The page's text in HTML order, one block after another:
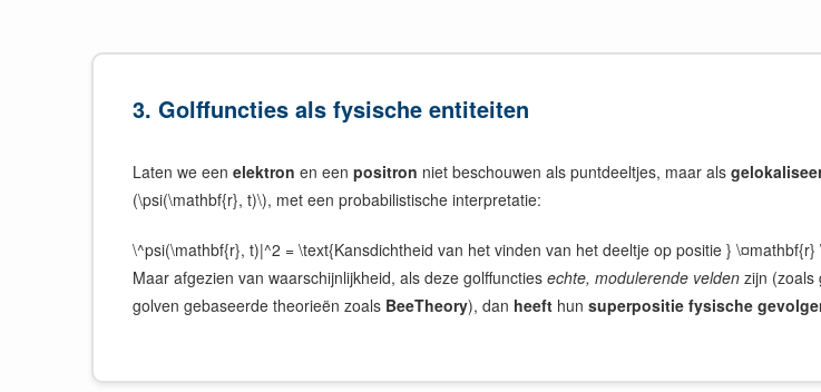
3. Golffuncties als fysische entiteiten
Laten we een elektron en een positron niet beschouwen als puntdeeltjes, maar als
(\psi(\mathbf{r}, t)\), met een probabilistische interpretatie:
\^psi(\mathbf{r}, t)|^2 = \text{Kansdichtheid van het vinden van het deeltje op positie } \¤mathbf{r}
Maar afgezien van waarschijnlijkheid, als deze golffuncties echte, modulerende velden zijn (zoals
golven gebaseerde theorieën zoals BeeTheory), dan heeft hun superpositie fysische